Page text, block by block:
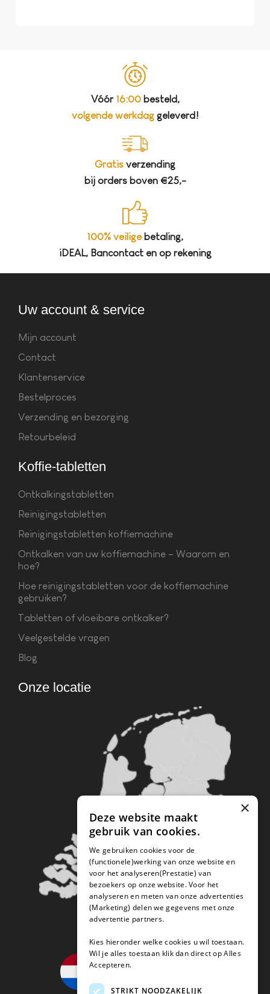
Vóór 16:00besteld,
volgende werkdaggeleverd!
Gratis verzending
bij orders boven €25,-
100% veiligebetaling,
iDEAL, Bancontact en op rekening
Uw account & service
Mijn account
Contact
Klantenservice
Bestelproces
Verzending en bezorging
Retourbeleid
Koffie-tabletten
Ontkalkingstabletten
Reinigingstabletten
Reinigingstabletten koffiemachine
Ontkalken van uw koffiemachine – Waarom en
hoe?
Hoe reinigingstabletten voor de koffiemachine
gebruiken?
Tabletten of vloeibare ontkalker?
Veelgestelde vragen
Blog
Onze locatie
×
Deze website maakt
gebruik van cookies.
We gebruiken cookies voor de
(functionele)werking van onze website en
voor het analyseren(Prestatie) van
bezoekers op onze website. Voor het
analyseren en meten van onze advertenties
(Marketing) delen we gegevens met onze
advertentie partners.
Kies hieronder welke cookies u wil toestaan.
Wil je alles toestaan klik dan direct op Alles
Accepteren.
STRIKT NOODZAKELIJK